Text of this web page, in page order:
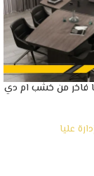
فاخر من خشب ام دي
عليا